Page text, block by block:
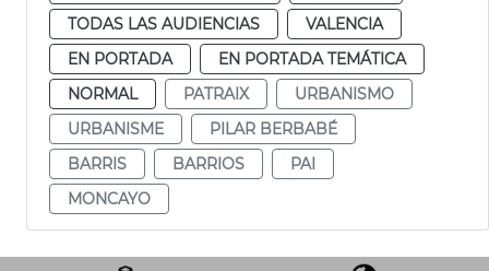
TODAS LAS AUDIENCIAS
VALENCIA
EN PORTADA
EN PORTADA TEMÁTICA
NORMAL
PATRAIX
URBANISMO
URBANISME
PILAR BERBABÉ
BARRIS
BARRIOS
PAI
MONCAYO